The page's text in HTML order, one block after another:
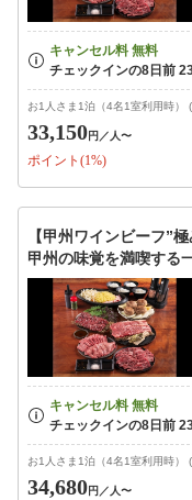
お1人さま1泊（4名1室利用時）
33,150円 ／人〜
ポイント(1%)
【甲州ワインビーフ”
甲州の味覚を満喫する
お1人さま1泊（4名1室利用時）
34,680円 ／人〜